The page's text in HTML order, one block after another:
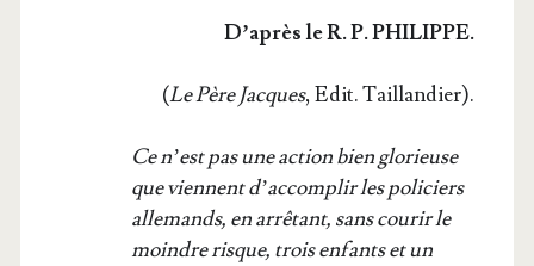
D’a­près le R. P. PHILIPPE.
(Le Père Jacques, Edit. Taillandier).
Ce n’est pas une action bien glo­rieuse
que viennent d’ac­com­plir les poli­ciers
alle­mands, en arrê­tant, sans cou­rir le
moindre risque, trois enfants et un